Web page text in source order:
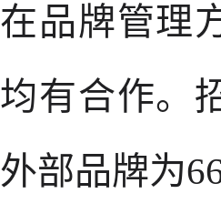
在品牌管理
均有合作。
外部品牌为